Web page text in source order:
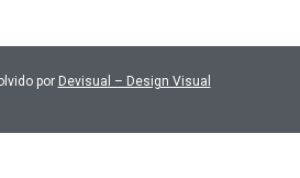
por Devisual – Design Visual